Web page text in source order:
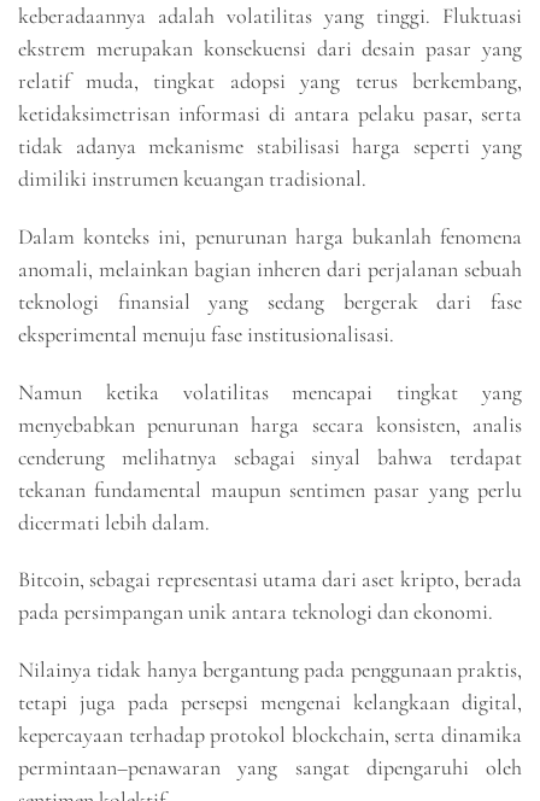
keberadaannya adalah volatilitas yang tinggi. Fluktuasi
ekstrem merupakan konsekuensi dari desain pasar yang
relatif muda, tingkat adopsi yang terus berkembang,
ketidaksimetrisan informasi di antara pelaku pasar, serta
tidak adanya mekanisme stabilisasi harga seperti yang
dimiliki instrumen keuangan tradisional.
Dalam konteks ini, penurunan harga bukanlah fenomena
anomali, melainkan bagian inheren dari perjalanan sebuah
teknologi finansial yang sedang bergerak dari fase
eksperimental menuju fase institusionalisasi.
Namun ketika volatilitas mencapai tingkat yang
menyebabkan penurunan harga secara konsisten, analis
cenderung melihatnya sebagai sinyal bahwa terdapat
tekanan fundamental maupun sentimen pasar yang perlu
dicermati lebih dalam.
Bitcoin, sebagai representasi utama dari aset kripto, berada
pada persimpangan unik antara teknologi dan ekonomi.
Nilainya tidak hanya bergantung pada penggunaan praktis,
tetapi juga pada persepsi mengenai kelangkaan digital,
kepercayaan terhadap protokol blockchain, serta dinamika
permintaan–penawaran yang sangat dipengaruhi oleh